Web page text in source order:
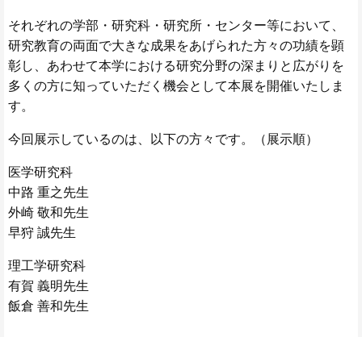
それぞれの学部・研究科・研究所・センター等において、
研究教育の両面で大きな成果をあげられた方々の功績を顕
彰し、あわせて本学における研究分野の深まりと広がりを
多くの方に知っていただく機会として本展を開催いたしま
す。
今回展示しているのは、以下の方々です。（展示順）
医学研究科
中路 重之先生
外崎 敬和先生
早狩 誠先生
理工学研究科
有賀 義明先生
飯倉 善和先生